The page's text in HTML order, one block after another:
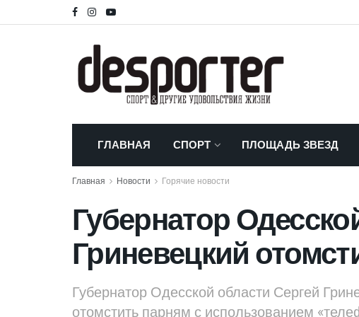
ГЛАВНАЯ СПОРТ ПЛОЩАДЬ ЗВЕЗД
Главная Новости Горячие новости
Губернатор
Гриневецкий
Губернатор Одесской области Сергей
отомстить парням с использованием